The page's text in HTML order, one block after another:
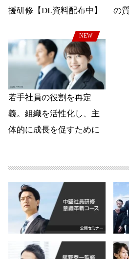
援研修【DL資料配布中】
の
NEW
若手社員の役割を再定
義。組織を活性化し、主
体的に成長を促すために